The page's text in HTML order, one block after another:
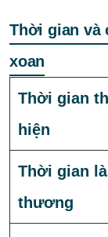
Thời gian và
xoan
Thời gian
hiện
Thời gian
thương